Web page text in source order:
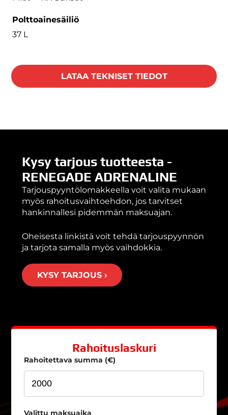
Polttoainesäiliö
37 L
LATAA TEKNISET TIEDOT
Kysy tarjous tuotteesta -
RENEGADE ADRENALINE
Tarjouspyyntölomakkeella voit valita mukaan
myös rahoitusvaihtoehdon, jos tarvitset
hankinnallesi pidemmän maksuajan.
Oheisesta linkistä voit tehdä tarjouspyynnön
ja tarjota samalla myös vaihdokkia.
KYSY TARJOUS ›
Rahoituslaskuri
Rahoitettava summa (€)
Valittu maksuaika